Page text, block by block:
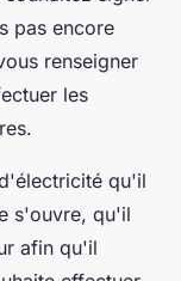
pas encore
renseigner
les
qu'il
s'ouvre, qu'il
afin qu'il